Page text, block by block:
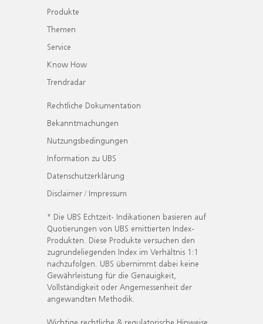
Produkte
Themen
Service
Know How
Trendradar
Rechtliche Dokumentation
Bekanntmachungen
Nutzungsbedingungen
Information zu UBS
Datenschutzerklärung
Disclaimer / Impressum
* Die UBS Echtzeit- Indikationen basieren auf
Quotierungen von UBS emittierten Index-
Produkten. Diese Produkte versuchen den
zugrundeliegenden Index im Verhältnis 1:1
nachzufolgen. UBS übernimmt dabei keine
Gewährleistung für die Genauigkeit,
Vollständigkeit oder Angemessenheit der
angewandten Methodik.